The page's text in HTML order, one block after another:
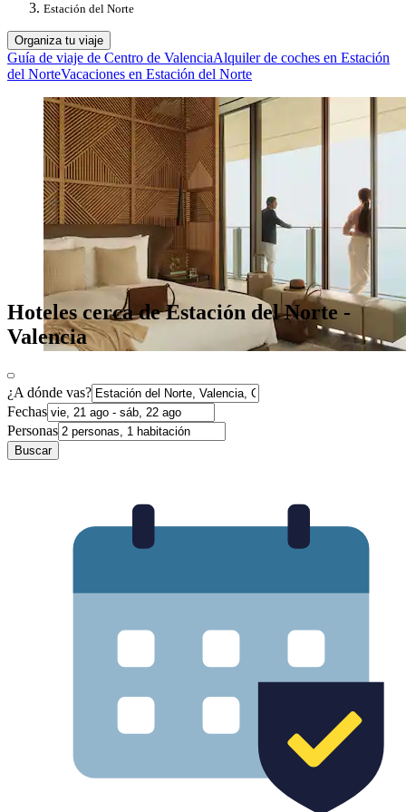
Estación del Norte
Organiza tu viaje
Guía de viaje de Centro de ValenciaAlquiler de coches en Estación
del NorteVacaciones en Estación del Norte
Hoteles cerca de Estación del Norte -
Valencia
¿A dónde vas?
Fechas
Personas
Buscar